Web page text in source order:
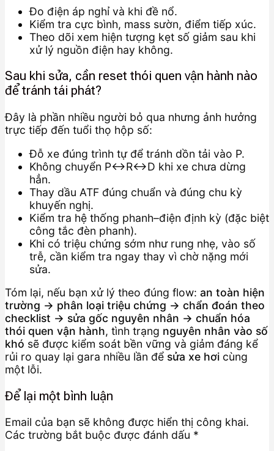
Đo điện áp nghỉ và khi đề nổ.
Kiểm tra cực bình, mass sườn, điểm tiếp xúc.
Theo dõi xem hiện tượng kẹt số giảm sau khi
xử lý nguồn điện hay không.
Sau khi sửa, cần reset thói quen vận hành nào
để tránh tái phát?
Đây là phần nhiều người bỏ qua nhưng ảnh hưởng
trực tiếp đến tuổi thọ hộp số:
Đỗ xe đúng trình tự để tránh dồn tải vào P.
Không chuyển P↔R↔D khi xe chưa dừng
hẳn.
Thay dầu ATF đúng chuẩn và đúng chu kỳ
khuyến nghị.
Kiểm tra hệ thống phanh–điện định kỳ (đặc biệt
công tắc đèn phanh).
Khi có triệu chứng sớm như rung nhẹ, vào số
trễ, cần kiểm tra ngay thay vì chờ nặng mới
sửa.
Tóm lại, nếu bạn xử lý theo đúng flow: an toàn hiện
trường → phân loại triệu chứng → chẩn đoán theo
checklist → sửa gốc nguyên nhân → chuẩn hóa
thói quen vận hành, tình trạng nguyên nhân vào số
khó sẽ được kiểm soát bền vững và giảm đáng kể
rủi ro quay lại gara nhiều lần để sửa xe hơi cùng
một lỗi.
Để lại một bình luận
Email của bạn sẽ không được hiển thị công khai.
Các trường bắt buộc được đánh dấu *